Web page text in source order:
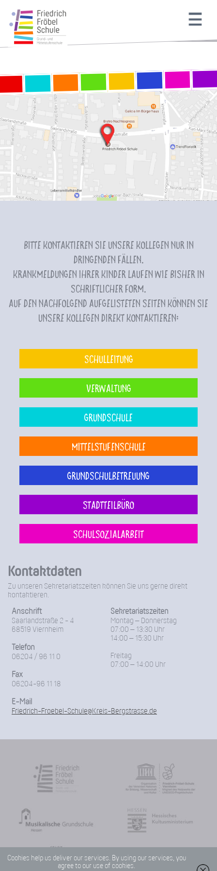
Bitte kontaktieren Sie unsere Kollegen nur in
dringenden Fällen.
Krankmeldungen Ihrer Kinder laufen wie bisher in
schriftlicher Form.
Auf den nachfolgend aufgelisteten Seiten können Sie
unsere Kollegen direkt kontaktieren:
Schulleitung
Verwaltung
Grundschule
Mittelstufenschule
Grundschulbetreuung
Stadtteilbüro
Schulsozialarbeit
Kontaktdaten
Zu unseren Sekretariatszeiten können Sie uns gerne direkt
kontaktieren.
Anschrift
Saarlandstraße 2 - 4
68519 Viernheim
Telefon
06204 / 96 11 0
Fax
06204-96 11 18
Sekretariatszeiten
Montag – Donnerstag
07:00 – 13:30 Uhr
14:00 – 15:30 Uhr
Freitag
07:00 – 14:00 Uhr
E-Mail
Friedrich-Froebel-Schule@Kreis-Bergstrasse.de
Cookies help us deliver our services. By using our services, you
agree to our use of cookies.